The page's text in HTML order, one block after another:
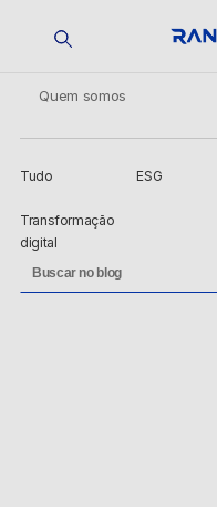
Quem somos
Tudo ESG
Transformação
digital